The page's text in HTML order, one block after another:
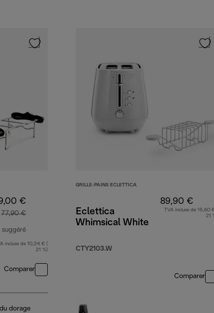
€
77,90 €
suggéré
prix original 77,90 €
incluse de 10,24 € (
21 %)
Comparer
dorage
GRILLE-PAINS ECLETTICA
Eclettica
Whimsical White
CTY2103.W
89,90 €
TVA incluse de 15,60
21
Comparer